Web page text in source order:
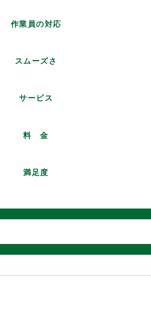
作業員の対応
スムーズさ
サービス
料 金
満足度